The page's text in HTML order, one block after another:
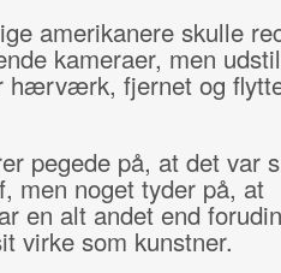
amerikanere skulle
kameraer, men
hærværk, fjernet og
pegede på, at det var
men noget tyder på, at
en alt andet end
virke som kunstner.